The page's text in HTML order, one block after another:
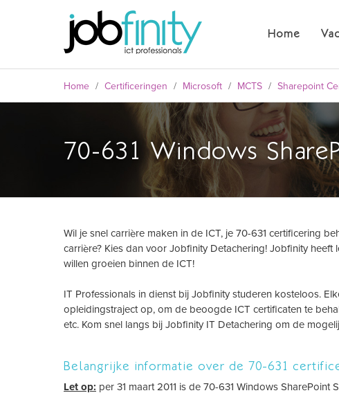
Home
Home / Certificeringen / Microsoft / MCTS / Sharepoint
70-631 Windows
formulier
Wil je snel carrière maken in de ICT, je 70-631 certificering
carrière? Kies dan voor Jobfinity Detachering! Jobfinity
willen groeien binnen de ICT!
IT Professionals in dienst bij Jobfinity studeren kosteloos.
opleidingstraject op, om de beoogde ICT certificaten te
etc. Kom snel langs bij Jobfinity IT Detachering om de
Belangrijke informatie over de 70-631
Let op: per 31 maart 2011 is de 70-631 Windows